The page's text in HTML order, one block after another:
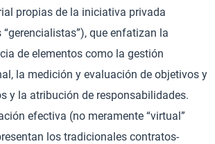
propias de la iniciativa privada
“gerencialistas”), que enfatizan la
de elementos como la gestión
la medición y evaluación de objetivos y
y la atribución de responsabilidades.
efectiva (no meramente “virtual”
los tradicionales contratos-